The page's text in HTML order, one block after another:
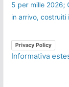
5 per mille 2026;
in arrivo, costruiti
Privacy Policy
Informativa